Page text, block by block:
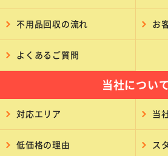
不用品回収の流れ お
よくあるご質問
当社について
対応エリア 当
低価格の理由 ス